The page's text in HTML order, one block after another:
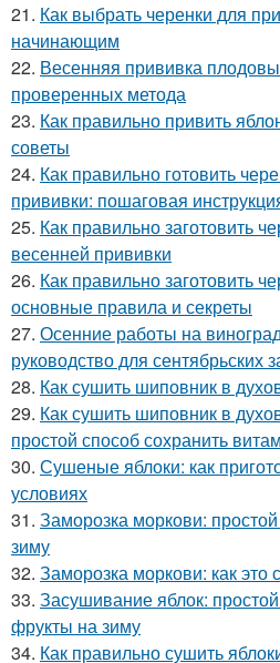
21. Как выбрать черенки для
начинающим
22. Весенняя прививка
проверенных метода
23. Как правильно привить
советы
24. Как правильно готовить
прививки: пошаговая
25. Как правильно заготовить
весенней прививки
26. Как правильно заготовить
основные правила и секреты
27. Осенние работы на
руководство для сентябрьских
28. Как сушить шиповник в
29. Как сушить шиповник в
простой способ сохранить
30. Сушеные яблоки: как
условиях
31. Заморозка моркови:
зиму
32. Заморозка моркови: как это
33. Засушивание яблок:
фрукты на зиму
34. Как правильно сушить